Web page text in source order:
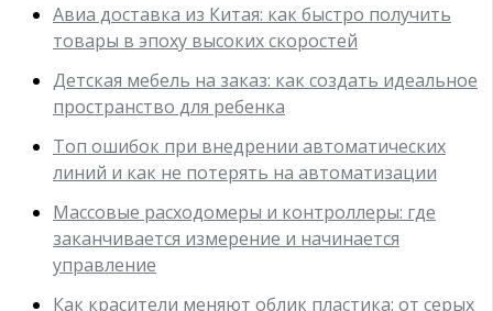
Авиа доставка из Китая: как быстро получить
товары в эпоху высоких скоростей
Детская мебель на заказ: как создать идеальное
пространство для ребенка
Топ ошибок при внедрении автоматических
линий и как не потерять на автоматизации
Массовые расходомеры и контроллеры: где
заканчивается измерение и начинается
управление
Как красители меняют облик пластика: от серых